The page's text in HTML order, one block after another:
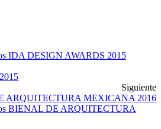
Siguiente
ARQUITECTURA MEXICANA 2016